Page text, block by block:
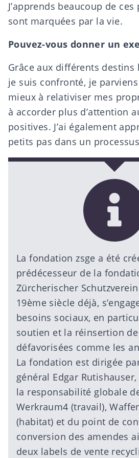
J’apprends beaucoup de
sont marquées par la vie.
Pouvez-vous donner un
Grâce aux différents destins
je suis confronté, je
mieux à relativiser mes
à accorder plus d’attention
positives. J’ai également
petits pas dans un
La fondation zsge a été
prédécesseur de la
Zürcherischer
19ème siècle déjà,
besoins sociaux, en
soutien et la réinsertion
défavorisées comme les
La fondation est dirigée
général Edgar
la responsabilité globale
Werkraum4 (travail),
(habitat) et du point de
conversion des amendes
deux labels de vente